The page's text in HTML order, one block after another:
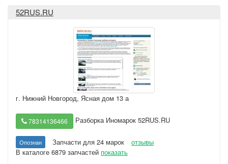
52RUS.RU
г. Нижний Новгород, Ясная дом 13 а
78314136466 Разборка Иномарок 52RUS.RU
Опознан Запчасти для 24 марок
отзывы
В каталоге 6879 запчастей показать